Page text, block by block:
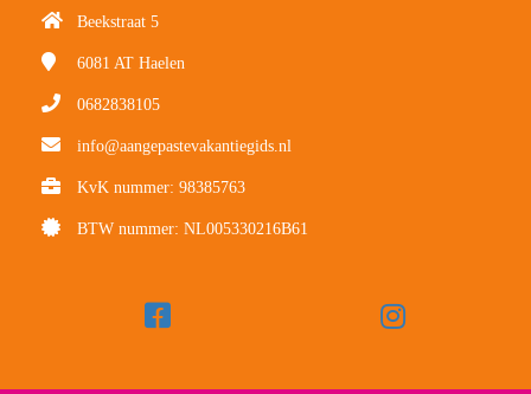
Beekstraat 5
6081 AT Haelen
0682838105
info@aangepastevakantiegids.nl
KvK nummer: 98385763
BTW nummer: NL005330216B61